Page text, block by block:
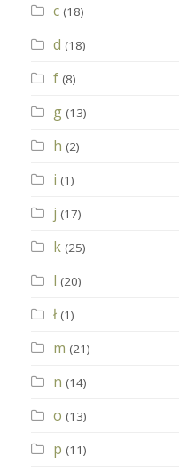
c (18)
d (18)
f (8)
g (13)
h (2)
i (1)
j (17)
k (25)
l (20)
ł (1)
m (21)
n (14)
o (13)
p (11)